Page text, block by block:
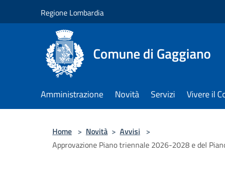
Regione Lombardia
Comune di Gaggiano
Amministrazione Novità Servizi Vivere il
Home > Novità > Avvisi >
Approvazione Piano triennale 2026-2028 e del